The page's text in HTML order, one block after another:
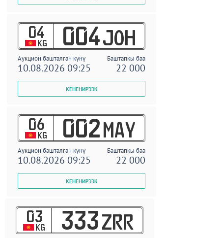
04
KG 004 JOH
Аукцион башталган күнү Баштапкы баа
10.08.2026 09:25 22 000
06
KG 002 MAY
Аукцион башталган күнү Баштапкы баа
10.08.2026 09:25 22 000
03
KG 333 ZRR